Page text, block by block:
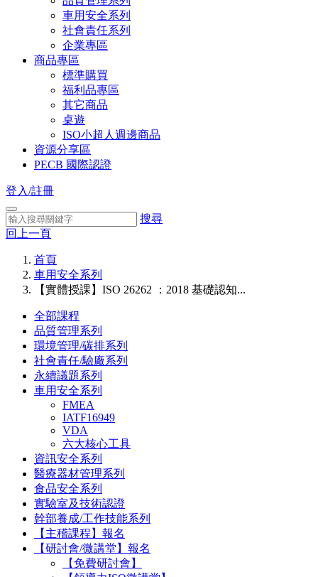
車用安全系列
社會責任系列
企業專區
商品專區
標準購買
福利品專區
其它商品
桌遊
ISO小超人週邊商品
資源分享區
PECB 國際認證
登入/註冊
搜尋
回上一頁
首頁
車用安全系列
【實體授課】ISO 26262 ：2018 基礎認知...
全部課程
品質管理系列
環境管理/碳排系列
社會責任/驗廠系列
永續議題系列
車用安全系列
FMEA
IATF16949
VDA
六大核心工具
資訊安全系列
醫療器材管理系列
食品安全系列
實驗室及技術認證
幹部養成/工作技能系列
【主稽課程】報名
【研討會/微講堂】報名
【免費研討會】